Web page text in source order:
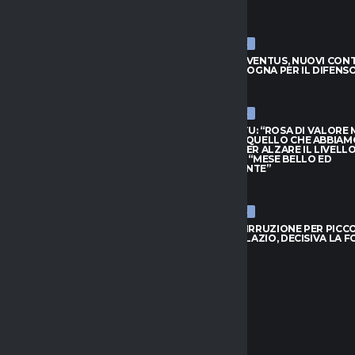
ULTIME NEWS
LUCUMÍ-JUVENTUS, NUOVI
CON IL BOLOGNA PER IL
ULTIME NEWS
INTER, CHIVU: “ROSA DI VALORE
SAPPIAMO QUELLO CHE
BISOGNO PER ALZARE IL
PROVEDEL: “MESE BELLO ED
EMOZIONANTE”
ULTIME NEWS
BOLOGNA, IRRUZIONE PER
A GENOA E LAZIO, DECISIVA LA